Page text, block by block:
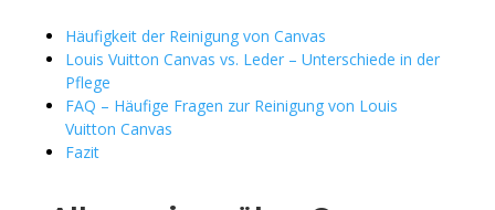
Häufigkeit der Reinigung von Canvas
Louis Vuitton Canvas vs. Leder – Unterschiede in der
Pflege
FAQ – Häufige Fragen zur Reinigung von Louis
Vuitton Canvas
Fazit